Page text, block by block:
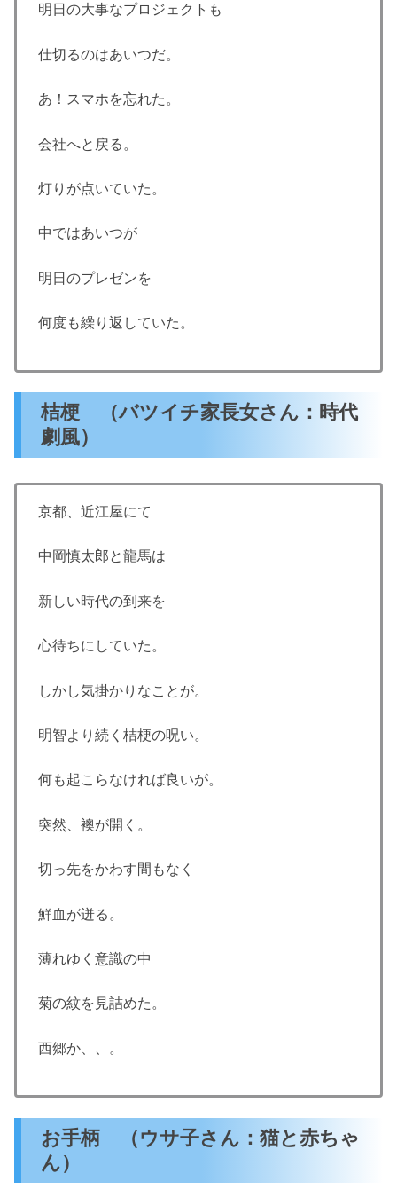
明日の大事なプロジェクトも
仕切るのはあいつだ。
あ！スマホを忘れた。
会社へと戻る。
灯りが点いていた。
中ではあいつが
明日のプレゼンを
何度も繰り返していた。
桔梗 （バツイチ家長女さん：時代
劇風）
京都、近江屋にて
中岡慎太郎と龍馬は
新しい時代の到来を
心待ちにしていた。
しかし気掛かりなことが。
明智より続く桔梗の呪い。
何も起こらなければ良いが。
突然、襖が開く。
切っ先をかわす間もなく
鮮血が迸る。
薄れゆく意識の中
菊の紋を見詰めた。
西郷か、、。
お手柄 （ウサ子さん：猫と赤ちゃ
ん）